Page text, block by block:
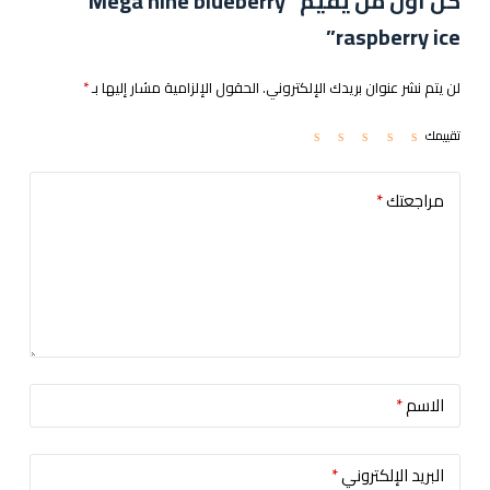
raspberry ice”
لن يتم نشر عنوان بريدك الإلكتروني.الحقول الإلزامية مشار إليها بـ*
تقييمك
مراجعتك*
الاسم*
البريد الإلكتروني*